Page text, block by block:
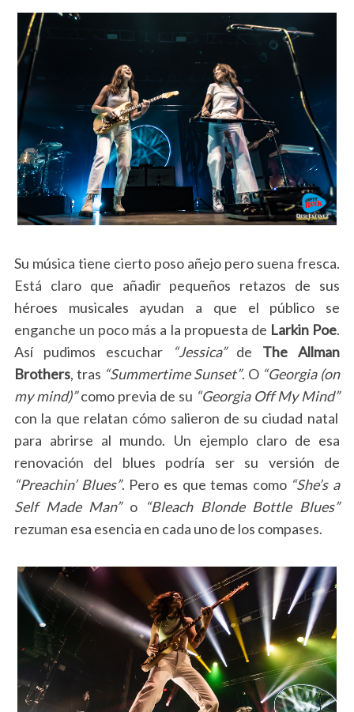
Su música tiene cierto poso añejo pero suena fresca.
Está claro que añadir pequeños retazos de sus
héroes musicales ayudan a que el público se
enganche un poco más a la propuesta de Larkin Poe.
Así pudimos escuchar
“Jessica”de The Allman
Brothers, tras “Summertime Sunset”. O “Georgia (on
my mind)”como previa de su “Georgia Off My Mind”
con la que relatan cómo salieron de su ciudad natal
para abrirse al mundo. Un ejemplo claro de esa
renovación del blues podría ser su versión de
“Preachin’ Blues”. Pero es que temas como “She’s a
Self Made Man” o “Bleach Blonde Bottle Blues”
rezuman esa esencia en cada uno de los compases.